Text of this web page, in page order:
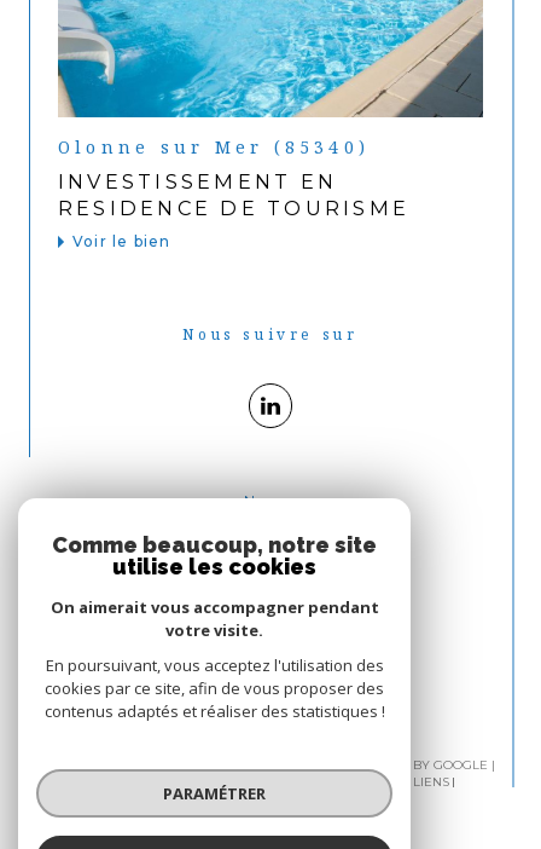
Olonne sur Mer (85340)
INVESTISSEMENT EN
RESIDENCE DE TOURISME
Voir le bien
Nous suivre sur
Nous
© 2026 | TOUS DROITS RÉSERVÉS | TRADUCTION POWERED BY GOOGLE |
MENTIONS LÉGALES
NOS LIENS
POLITIQUE RGPD
Comme beaucoup, notre site
utilise les cookies
On aimerait vous accompagner pendant
votre visite.
En poursuivant, vous acceptez l'utilisation des
cookies par ce site, afin de vous proposer des
contenus adaptés et réaliser des statistiques !
PARAMÉTRER